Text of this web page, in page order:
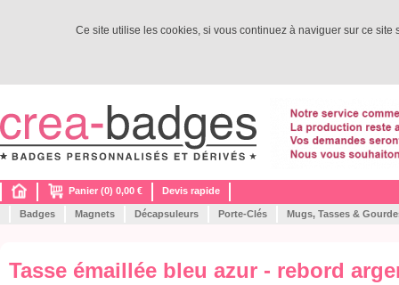
Ce site utilise les cookies, si vous continuez à naviguer sur ce
Panier (0) 0,00 € Devis rapide
Badges Magnets Décapsuleurs Porte-Clés Mugs, Tasses &
Tasse émaillée bleu azur - rebord